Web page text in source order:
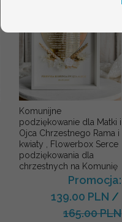
Komunijne
podziękowanie dla Matki i
Ojca Chrzestnego Rama i
kwiaty , Flowerbox Serce
podziękowania dla
chrzestnych na Komunię
Promocja:
139.00 PLN /
165.00 PLN